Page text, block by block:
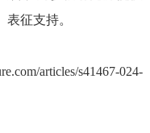
表征支持。
articles/s41467-024-